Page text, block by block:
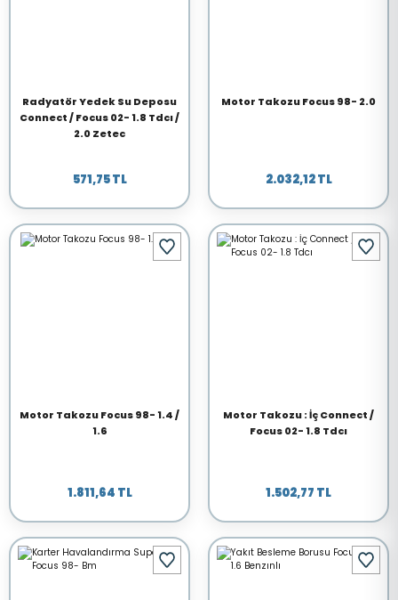
Radyatör Yedek Su Deposu
Connect / Focus 02- 1.8 Tdcı /
2.0 Zetec
571,75 TL
Motor Takozu Focus 98- 2.0
2.032,12 TL
Motor Takozu Focus 98- 1.4 /
1.6
1.811,64 TL
Motor Takozu : İç Connect /
Focus 02- 1.8 Tdcı
1.502,77 TL